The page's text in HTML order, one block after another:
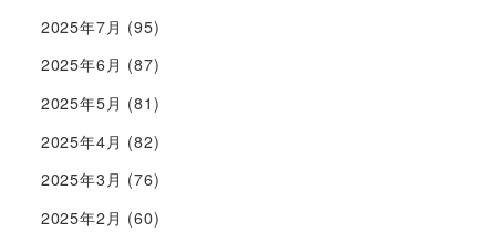
2025年7月 (95)
2025年6月 (87)
2025年5月 (81)
2025年4月 (82)
2025年3月 (76)
2025年2月 (60)